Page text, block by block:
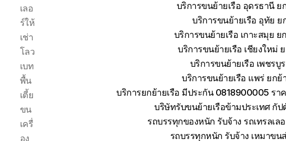
เดิน
ทาง
ขนส่ง
เรือ
ให้
ถึงที่
หมาย
เลอ
ร์ให้
เช่า
โลว
เบท
พื้น
เตี้ย
ขน
เครื่
อง
บริการขนย้ายเรือ อุดรธานี ย
บริการขนย้ายเรือ อุทัย ย
บริการขนย้ายเรือ เกาะสมุย ย
บริการขนย้ายเรือ เชียงใหม่
บริการขนย้ายเรือ เพชรบู
บริการขนย้ายเรือ แพร่ ยกย้
บริการยกย้ายเรือ มีประกัน 0818900005 รา
บริษัทรับขนย้ายเรือข้ามประเทศ กั
รถบรรทุกของหนัก รับจ้าง รถเทรลเล
รถบรรทุกหนัก รับจ้าง เหมาข